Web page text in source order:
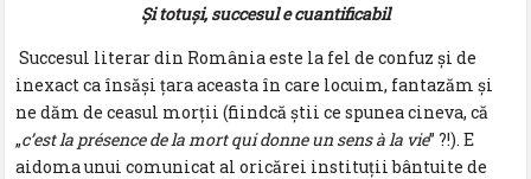
Și totuși, succesul e cuantificabil
Succesul literar din România este la fel de confuz și de
inexact ca însăși țara aceasta în care locuim, fantazăm și
ne dăm de ceasul morții (fiindcă știi ce spunea cineva, că
„c’est la présence de la mort qui donne un sens à la vie” ?!). E
aidoma unui comunicat al oricărei instituții bântuite de